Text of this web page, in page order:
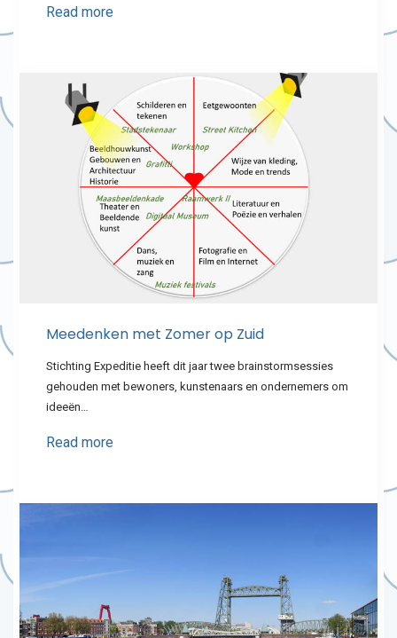
Read more
Meedenken met Zomer op Zuid
Stichting Expeditie heeft dit jaar twee brainstormsessies
gehouden met bewoners, kunstenaars en ondernemers om
ideeën…
Read more